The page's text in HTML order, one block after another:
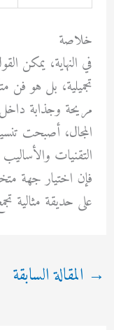
خلاصة
في النهاية، يمكن
تجميلية، بل هو فن
مريحة وجذابة
المجال، أصبحت
التقنيات
فإن اختيار جهة
على حديقة مثالية
→ المقالة السابقة